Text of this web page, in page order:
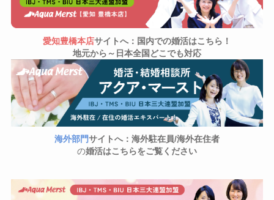
愛知豊橋本店サイトへ：国内での婚活はこちら！
地元から～日本全国どこでも対応
海外部門サイトへ：海外駐在員/海外在住者
の婚活はこちらをご覧ください